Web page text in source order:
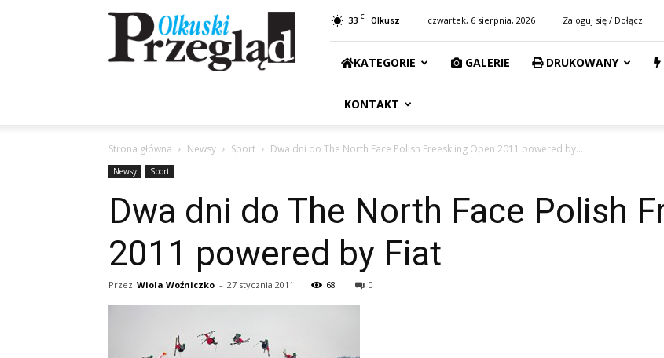
Przegląd
Olkuski
33 C Olkusz czwartek, 6 sierpnia, 2026 Zaloguj się / Dołącz
KATEGORIE GALERIE DRUKOWANY
KONTAKT
Strona główna Newsy Sport Dwa dni do The North Face Polish Freeskiing Open 2011 powered by...
Newsy Sport
Dwa dni do The North Face Polish
2011 powered by Fiat
Przez Wiola Woźniczko - 27 stycznia 2011 68 0